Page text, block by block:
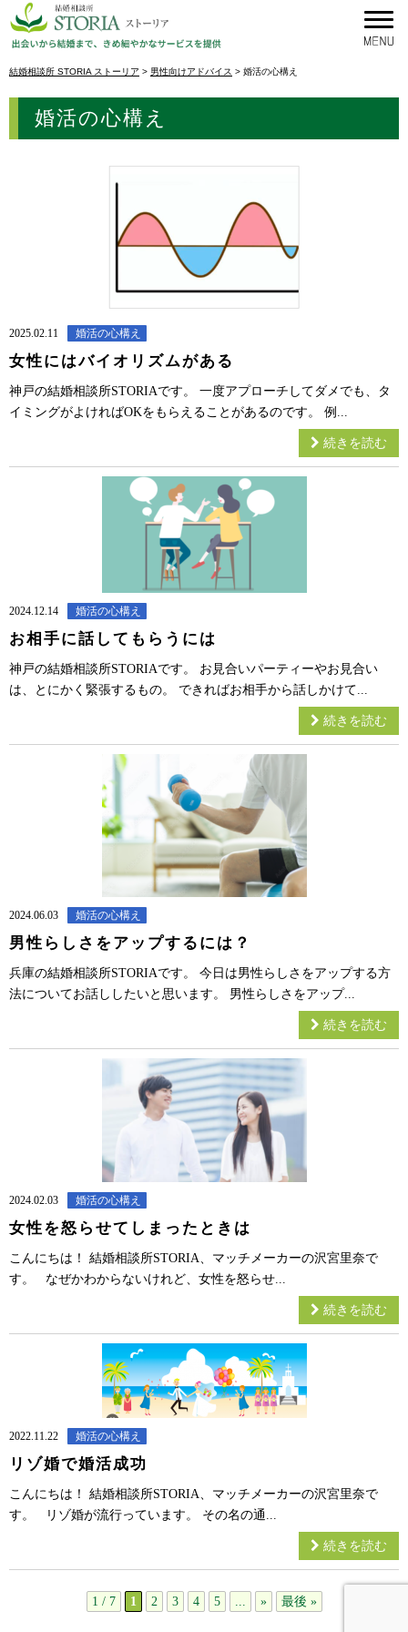
結婚相談所 STORIA ストーリア > 男性向けアドバイス > 婚活の心構え
婚活の心構え
2025.02.11 婚活の心構え
女性にはバイオリズムがある
神戸の結婚相談所STORIAです。 一度アプローチしてダメでも、タ
イミングがよければOKをもらえることがあるのです。 例...
続きを読む
2024.12.14 婚活の心構え
お相手に話してもらうには
神戸の結婚相談所STORIAです。 お見合いパーティーやお見合い
は、とにかく緊張するもの。 できればお相手から話しかけて...
続きを読む
2024.06.03 婚活の心構え
男性らしさをアップするには？
兵庫の結婚相談所STORIAです。 今日は男性らしさをアップする方
法についてお話ししたいと思います。 男性らしさをアップ...
続きを読む
2024.02.03 婚活の心構え
女性を怒らせてしまったときは
こんにちは！ 結婚相談所STORIA、マッチメーカーの沢宮里奈で
す。 なぜかわからないけれど、女性を怒らせ...
続きを読む
2022.11.22 婚活の心構え
リゾ婚で婚活成功
こんにちは！ 結婚相談所STORIA、マッチメーカーの沢宮里奈で
す。 リゾ婚が流行っています。 その名の通...
続きを読む
1 / 7 1 2 3 4 5 ... » 最後 »